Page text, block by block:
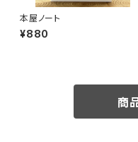
本屋ノート
¥880
商